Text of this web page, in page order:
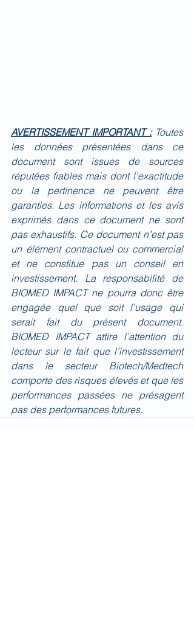
AVERTISSEMENT IMPORTANT : Toutes
les données présentées dans ce
document sont issues de sources
réputées fiables mais dont l’exactitude
ou la pertinence ne peuvent être
garanties. Les informations et les avis
exprimés dans ce document ne sont
pas exhaustifs. Ce document n’est pas
un élément contractuel ou commercial
et ne constitue pas un conseil en
investissement. La responsabilité de
BIOMED IMPACT ne pourra donc être
engagée quel que soit l’usage qui
serait fait du présent document.
BIOMED IMPACT attire l’attention du
lecteur sur le fait que l’investissement
dans le secteur Biotech/Medtech
comporte des risques élevés et que les
performances passées ne présagent
pas des performances futures.